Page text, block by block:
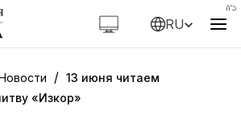
RU
/ 13 июня читаем
«Изкор»